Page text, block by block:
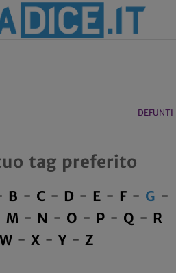
DEFUNTI
tag preferito
B - C - D - E- F- G -
M- N - O - P- Q - R
W- X-Y- Z